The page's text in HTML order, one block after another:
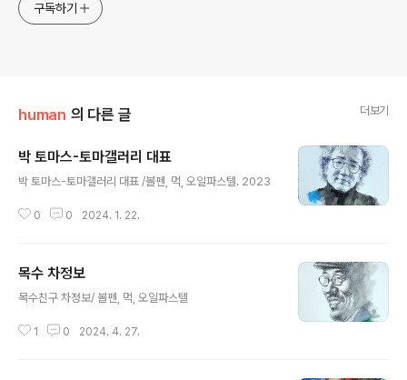
구독하기
human 의 다른 글 더보기
박 토마스-토마갤러리 대표
박 토마스-토마갤러리 대표 /볼펜, 먹, 오일파스텔. 2023
0 0 2024. 1. 22.
목수 차정보
목수친구 차정보/ 볼펜, 먹, 오일파스텔
1 0 2024. 4. 27.